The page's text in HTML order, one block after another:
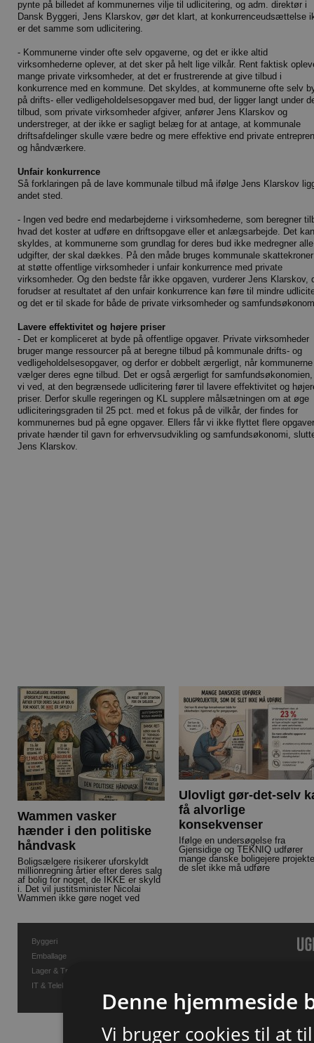
pynte på billedet af kommunernes vilje til udlicitering, og adm. direktør i
Dansk Byggeri, Jens Klarskov, gør det klart, at konkurrenceudsættelse
er det samme som udlicitering.
- Kommunerne vinder ofte selv opgaverne, og det er ikke altid
virksomhederne oplever, at det sker på helt lige vilkår. Rent faktisk
mange private virksomheder, at det er frustrerende at give tilbud i
konkurrence med en kommune. Det skyldes, at kommunerne ofte selv
på drifts- eller vedligeholdelsesopgaver med bud, der ligger langt under
tilbud, som private virksomheder afgiver, anfører Jens Klarskov og
understreger, at der ikke er sagligt belæg for at antage, at kommunale
driftsafdelinger skulle være bedre og mere effektive end private
og håndværkere.
Unfair konkurrence
Så forklaringen på de lave kommunale tilbud må ifølge Jens Klarskov
andet sted.
- Ingen ved bedre end medarbejderne i virksomhederne, som beregner
hvad det koster at udføre en driftsopgave eller et anlægsarbejde. Det kan
skyldes, at kommunerne som grundlag for deres bud ikke medregner alle
udgifter, der skal dækkes. På den måde bruges kommunale
at støtte offentlige virksomheder i unfair konkurrence med private
virksomheder. Og den bedste får ikke opgaven, vurderer Jens Klarskov,
forudser at resultatet af den unfair konkurrence kan føre til mindre
og det er til skade for både de private virksomheder og
Lavere effektivitet og højere priser
- Det er kompliceret at byde på offentlige opgaver. Private virksomheder
bruger mange ressourcer på at beregne tilbud på kommunale drifts- og
vedligeholdelsesopgaver, og derfor er dobbelt ærgerligt, når kommunerne
vælger deres egne tilbud. Det er også ærgerligt for
vi ved, at den begrænsede udlicitering fører til lavere effektivitet og
priser. Derfor skulle regeringen og KL supplere målsætningen om at øge
udliciteringsgraden til 25 pct. med et fokus på de vilkår, der findes for
kommunernes bud på egne opgaver. Ellers får vi ikke flyttet flere
private hænder til gavn for erhvervsudvikling og samfundsøkonomi,
Jens Klarskov.
Wammen vasker
hænder i den politiske
håndvask
Boligsælgere risikerer uforskyldt
millionregning årtier efter deres salg
af bolig for noget, de IKKE er skyld
i. Det vil justitsminister Nicolai
Wammen ikke gøre noget ved
Ulovligt gør-det-selv
få alvorlige
konsekvenser
Ifølge en undersøgelse fra
Gjensidige og TEKNIQ udfører
mange danske boligejere
de slet ikke må udføre
Byggeri
Emballage
Lager & Transport
IT & Telekommunikation
Denne hjemmeside
Vi bruger cookies til at